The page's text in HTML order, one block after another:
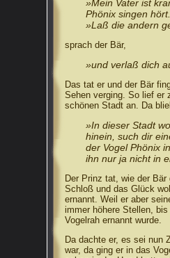
»Mein Vater ist
Phönix singen
»Laß die andern
sprach der Bär,
»und verlaß dich
Das tat er und der Bär
Sehen verging. So lief er
schönen Stadt an. Da
»In dieser Stadt
hinein, such dir
der Vogel Phönix
ihn nur ja nicht in
Der Prinz tat, wie der
Schloß und das Glück
ernannt. Weil er aber
immer höhere Stellen,
Vogelrah ernannt wurde.
Da dachte er, es sei nun
war, da ging er in das